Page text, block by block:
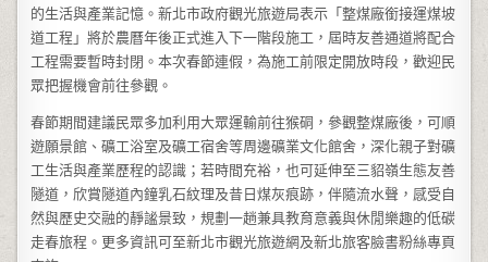
的生活與產業記憶。新北市政府觀光旅遊局表示「整煤廠銜接運煤坡
道工程」將於農曆年後正式進入下一階段施工，屆時友善通道將配合
工程需要暫時封閉。本次春節連假，為施工前限定開放時段，歡迎民
眾把握機會前往參觀。
春節期間建議民眾多加利用大眾運輸前往猴硐，參觀整煤廠後，可順
遊願景館、礦工浴室及礦工宿舍等周邊礦業文化館舍，深化親子對礦
工生活與產業歷程的認識；若時間充裕，也可延伸至三貂嶺生態友善
隧道，欣賞隧道內鐘乳石紋理及昔日煤灰痕跡，伴隨流水聲，感受自
然與歷史交融的靜謐景致，規劃一趟兼具教育意義與休閒樂趣的低碳
走春旅程。更多資訊可至新北市觀光旅遊網及新北旅客臉書粉絲專頁